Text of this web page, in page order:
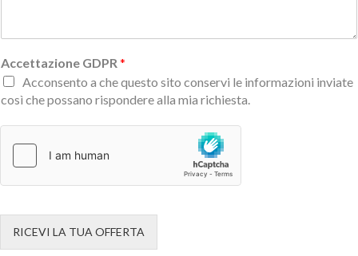
Accettazione GDPR *
Acconsento a che questo sito conservi le informazioni inviate
così che possano rispondere alla mia richiesta.
RICEVI LA TUA OFFERTA